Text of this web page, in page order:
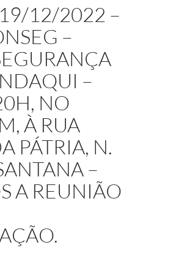
12/2022 –
–
–
NO
À RUA
PÁTRIA, N.
–
A REUNIÃO